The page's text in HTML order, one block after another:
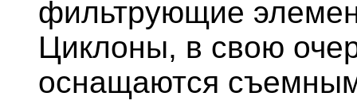
фильтрующие
Циклоны, в свою
оснащаются